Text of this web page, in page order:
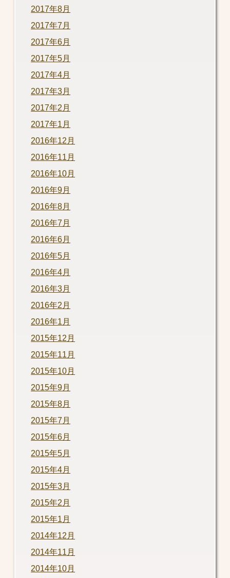
2017年8月
2017年7月
2017年6月
2017年5月
2017年4月
2017年3月
2017年2月
2017年1月
2016年12月
2016年11月
2016年10月
2016年9月
2016年8月
2016年7月
2016年6月
2016年5月
2016年4月
2016年3月
2016年2月
2016年1月
2015年12月
2015年11月
2015年10月
2015年9月
2015年8月
2015年7月
2015年6月
2015年5月
2015年4月
2015年3月
2015年2月
2015年1月
2014年12月
2014年11月
2014年10月